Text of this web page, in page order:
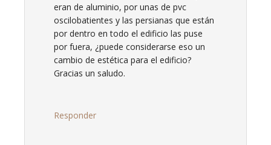
eran de aluminio, por unas de pvc
oscilobatientes y las persianas que están
por dentro en todo el edificio las puse
por fuera, ¿puede considerarse eso un
cambio de estética para el edificio?
Gracias un saludo.
Responder